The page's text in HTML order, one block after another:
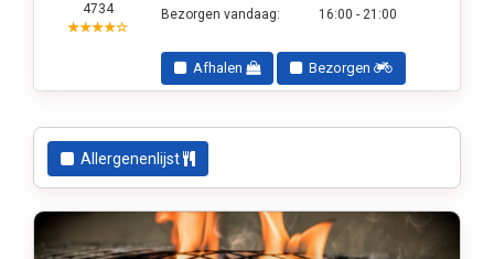
U heeft nog geen producten in uw
winkelmandje.
Verder winkelen
4734
★★★★☆
Bezorgen vandaag:
16:00 - 21:00
Afhalen Bezorgen
Allergenenlijst